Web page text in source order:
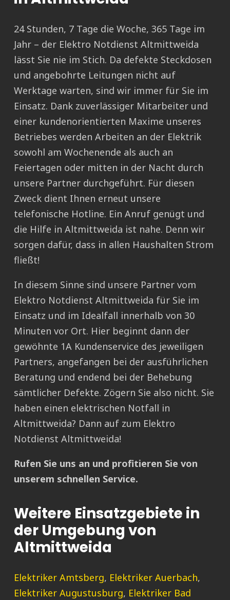
24 Stunden, 7 Tage die Woche, 365 Tage im
Jahr – der Elektro Notdienst Altmittweida
lässt Sie nie im Stich. Da defekte Steckdosen
und angebohrte Leitungen nicht auf
Werktage warten, sind wir immer für Sie im
Einsatz. Dank zuverlässiger Mitarbeiter und
einer kundenorientierten Maxime unseres
Betriebes werden Arbeiten an der Elektrik
sowohl am Wochenende als auch an
Feiertagen oder mitten in der Nacht durch
unsere Partner durchgeführt. Für diesen
Zweck dient Ihnen erneut unsere
telefonische Hotline. Ein Anruf genügt und
die Hilfe in Altmittweida ist nahe. Denn wir
sorgen dafür, dass in allen Haushalten Strom
fließt!
In diesem Sinne sind unsere Partner vom
Elektro Notdienst Altmittweida für Sie im
Einsatz und im Idealfall innerhalb von 30
Minuten vor Ort. Hier beginnt dann der
gewöhnte 1A Kundenservice des jeweiligen
Partners, angefangen bei der ausführlichen
Beratung und endend bei der Behebung
sämtlicher Defekte. Zögern Sie also nicht. Sie
haben einen elektrischen Notfall in
Altmittweida? Dann auf zum Elektro
Notdienst Altmittweida!
Rufen Sie uns an und profitieren Sie von
unserem schnellen Service.
Weitere Einsatzgebiete in
der Umgebung von
Altmittweida
Elektriker Amtsberg, Elektriker Auerbach,
Elektriker Augustusburg, Elektriker Bad